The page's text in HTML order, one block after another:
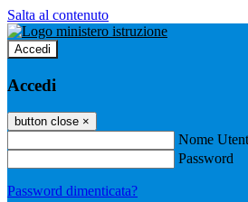
Salta al contenuto
Accedi
Accedi
button close ×
Nome
Password
Password dimenticata?